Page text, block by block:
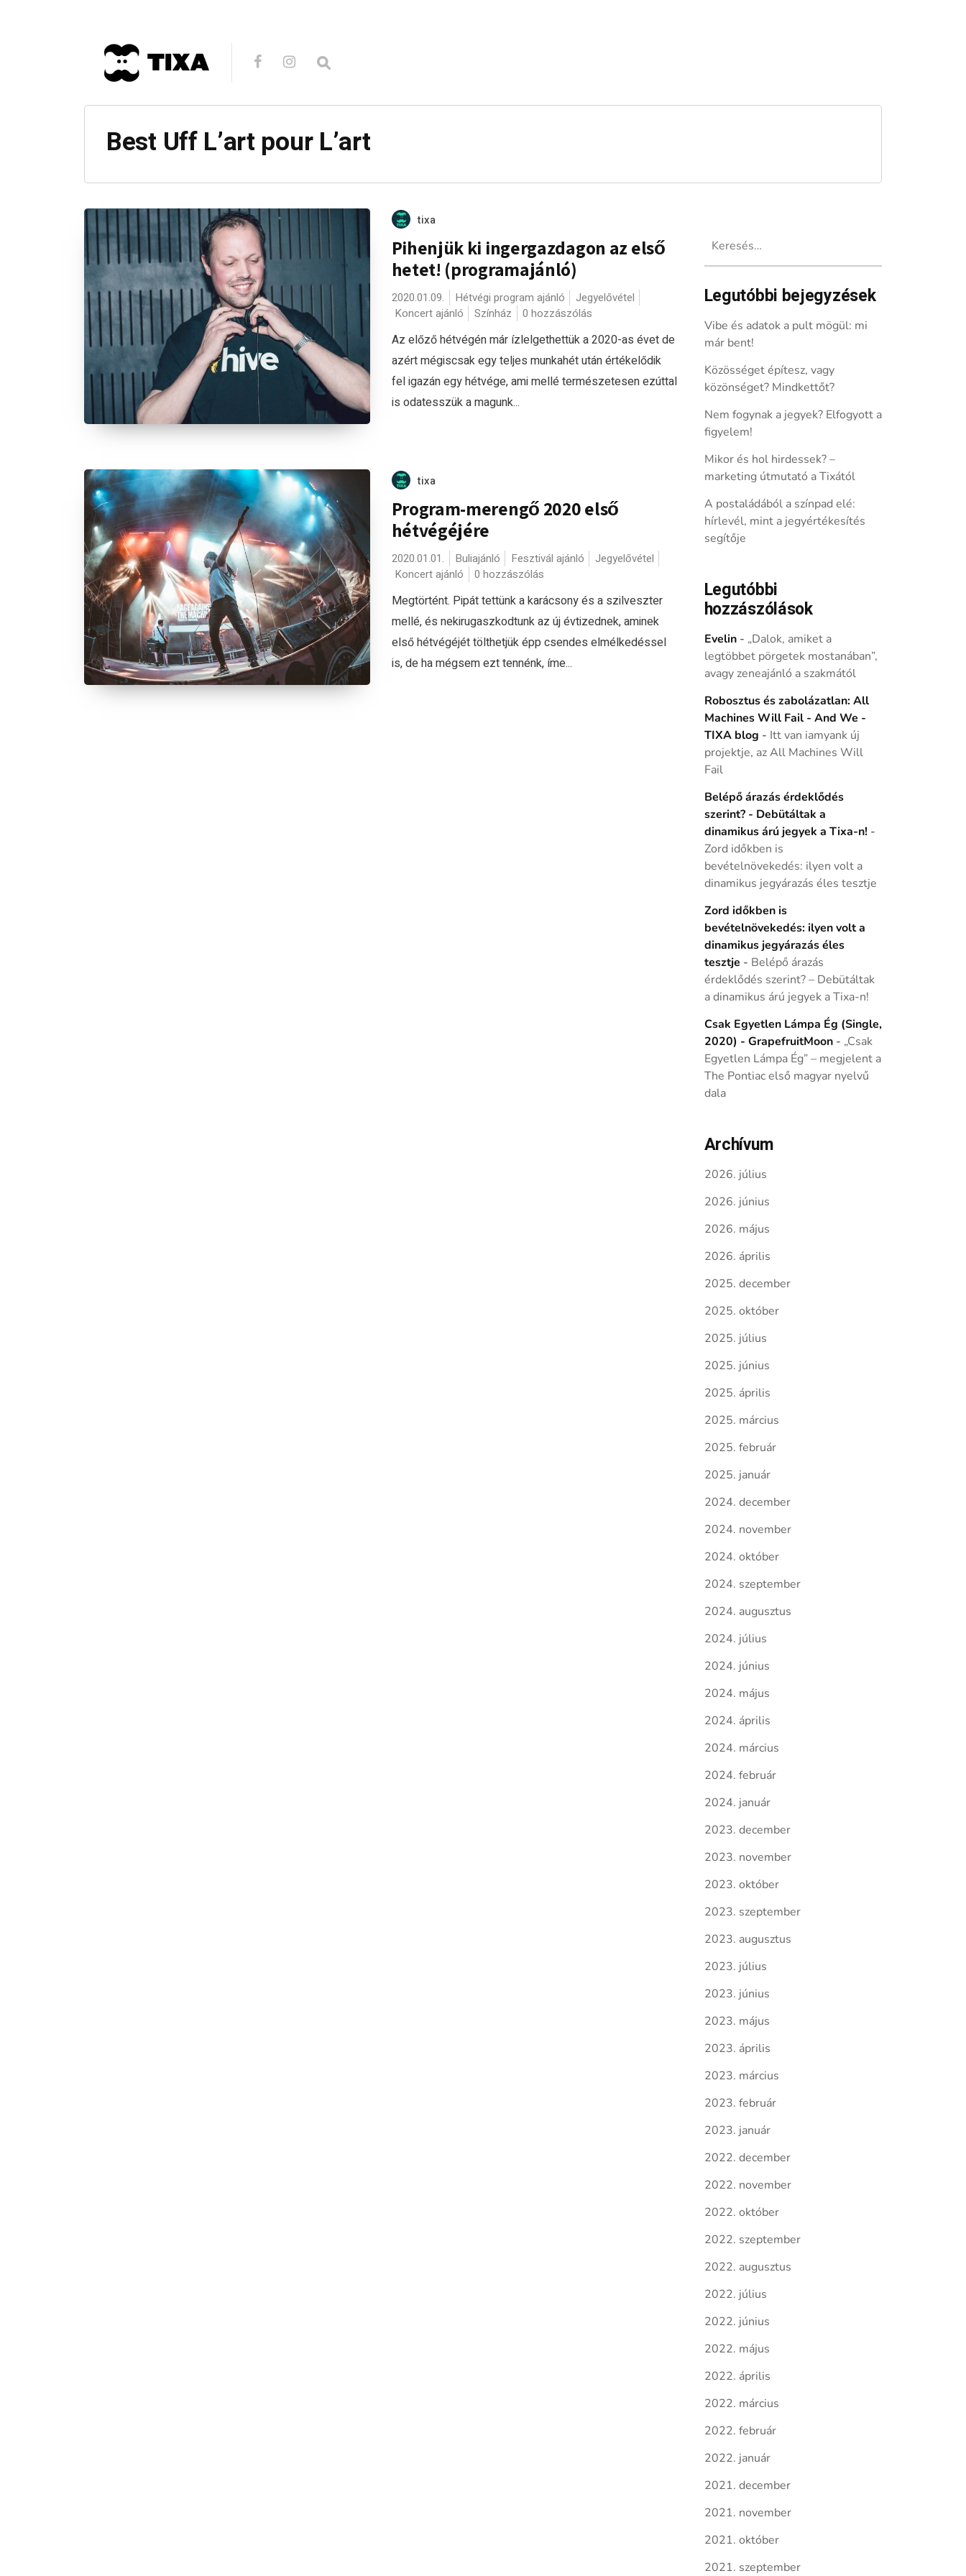
Best Uff L’art pour L’art
tixa
Pihenjük ki ingergazdagon az első
hetet! (programajánló)
2020.01.09. Hétvégi program ajánló
Jegyelővétel
Koncert ajánló
Színház 0 hozzászólás
Az előző hétvégén már ízlelgethettük a 2020-as évet de
azért mégiscsak egy teljes munkahét után értékelődik
fel igazán egy hétvége, ami mellé természetesen ezúttal
is odatesszük a magunk...
tixa
Program-merengő 2020 első
hétvégéjére
2020.01.01. Buliajánló Fesztivál ajánló
Jegyelővétel
Koncert ajánló
0 hozzászólás
Megtörtént. Pipát tettünk a karácsony és a szilveszter
mellé, és nekirugaszkodtunk az új évtizednek, aminek
első hétvégéjét tölthetjük épp csendes elmélkedéssel
is, de ha mégsem ezt tennénk, íme...
Legutóbbi bejegyzések
Vibe és adatok a pult mögül: mi
már bent!
Közösséget építesz, vagy
közönséget? Mindkettőt?
Nem fogynak a jegyek? Elfogyott a
figyelem!
Mikor és hol hirdessek? –
marketing útmutató a Tixától
A postaládából a színpad elé:
hírlevél, mint a jegyértékesítés
segítője
Legutóbbi
hozzászólások
Evelin- „Dalok, amiket a
legtöbbet pörgetek mostanában”,
avagy zeneajánló a szakmától
Robosztus és zabolázatlan: All
Machines Will Fail - And We -
TIXA blog - Itt van iamyank új
projektje, az All Machines Will
Fail
Belépő árazás érdeklődés
szerint? - Debütáltak a
dinamikus árú jegyek a Tixa-n! -
Zord időkben is
bevételnövekedés: ilyen volt a
dinamikus jegyárazás éles tesztje
Zord időkben is
bevételnövekedés: ilyen volt a
dinamikus jegyárazás éles
tesztje - Belépő árazás
érdeklődés szerint? – Debütáltak
a dinamikus árú jegyek a Tixa-n!
Csak Egyetlen Lámpa Ég (Single,
2020) - GrapefruitMoon- „Csak
Egyetlen Lámpa Ég” – megjelent a
The Pontiac első magyar nyelvű
dala
Archívum
2026. július
2026. június
2026. május
2026. április
2025. december
2025. október
2025. július
2025. június
2025. április
2025. március
2025. február
2025. január
2024. december
2024. november
2024. október
2024. szeptember
2024. augusztus
2024. július
2024. június
2024. május
2024. április
2024. március
2024. február
2024. január
2023. december
2023. november
2023. október
2023. szeptember
2023. augusztus
2023. július
2023. június
2023. május
2023. április
2023. március
2023. február
2023. január
2022. december
2022. november
2022. október
2022. szeptember
2022. augusztus
2022. július
2022. június
2022. május
2022. április
2022. március
2022. február
2022. január
2021. december
2021. november
2021. október
2021. szeptember